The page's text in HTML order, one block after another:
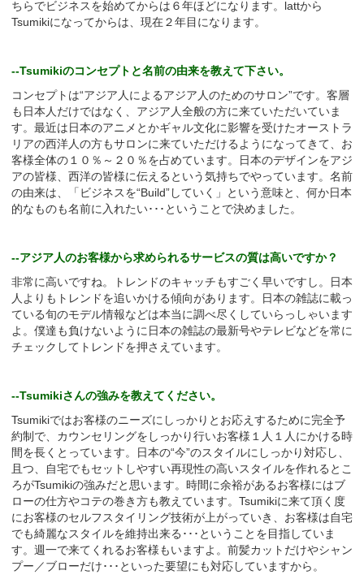
ちらでビジネスを始めてからは６年ほどになります。lattから
Tsumikiになってからは、現在２年目になります。
--Tsumikiのコンセプトと名前の由来を教えて下さい。
コンセプトは“アジア人によるアジア人のためのサロン”です。客層
も日本人だけではなく、アジア人全般の方に来ていただいていま
す。最近は日本のアニメとかギャル文化に影響を受けたオーストラ
リアの西洋人の方もサロンに来ていただけるようになってきて、お
客様全体の１０％～２０％を占めています。日本のデザインをアジ
アの皆様、西洋の皆様に伝えるという気持ちでやっています。名前
の由来は、「ビジネスを“Build”していく」という意味と、何か日本
的なものも名前に入れたい･･･ということで決めました。
--アジア人のお客様から求められるサービスの質は高いですか？
非常に高いですね。トレンドのキャッチもすごく早いですし。日本
人よりもトレンドを追いかける傾向があります。日本の雑誌に載っ
ている旬のモデル情報などは本当に調べ尽くしていらっしゃいます
よ。僕達も負けないように日本の雑誌の最新号やテレビなどを常に
チェックしてトレンドを押さえています。
--Tsumikiさんの強みを教えてください。
Tsumikiではお客様のニーズにしっかりとお応えするために完全予
約制で、カウンセリングをしっかり行いお客様１人１人にかける時
間を長くとっています。日本の“今”のスタイルにしっかり対応し、
且つ、自宅でもセットしやすい再現性の高いスタイルを作れるとこ
ろがTsumikiの強みだと思います。時間に余裕があるお客様にはブ
ローの仕方やコテの巻き方も教えています。Tsumikiに来て頂く度
にお客様のセルフスタイリング技術が上がっていき、お客様は自宅
でも綺麗なスタイルを維持出来る･･･ということを目指していま
す。週一で来てくれるお客様もいますよ。前髪カットだけやシャン
プー／ブローだけ･･･といった要望にも対応していますから。